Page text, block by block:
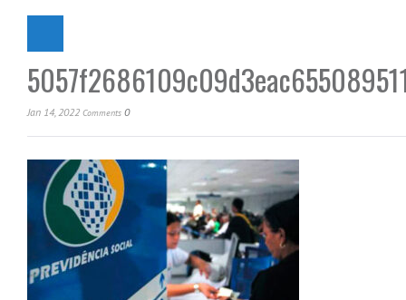
Jan 14, 2022 Comments 0